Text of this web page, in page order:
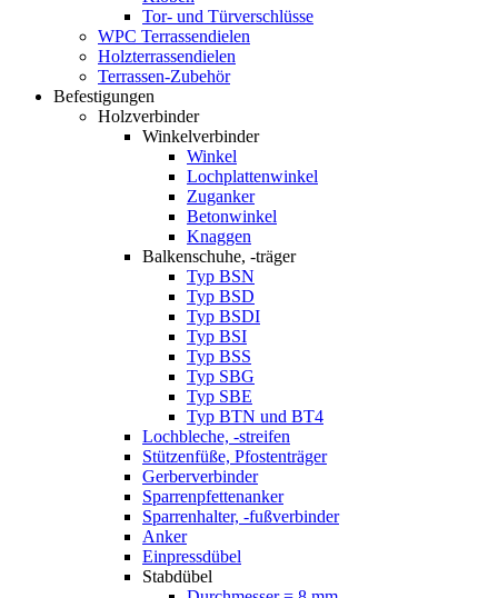
Tor- und Türverschlüsse
WPC Terrassendielen
Holzterrassendielen
Terrassen-Zubehör
Befestigungen
Holzverbinder
Winkelverbinder
Winkel
Lochplattenwinkel
Zuganker
Betonwinkel
Knaggen
Balkenschuhe, -träger
Typ BSN
Typ BSD
Typ BSDI
Typ BSI
Typ BSS
Typ SBG
Typ SBE
Typ BTN und BT4
Lochbleche, -streifen
Stützenfüße, Pfostenträger
Gerberverbinder
Sparrenpfettenanker
Sparrenhalter, -fußverbinder
Anker
Einpressdübel
Stabdübel